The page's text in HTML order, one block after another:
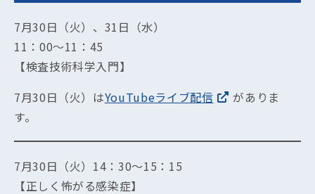
7月30日（火）、31日（水）
11：00～11：45
【検査技術科学入門】
7月30日（火）はYouTubeライブ配信
がありま
す。
7月30日（火）14：30～15：15
【正しく怖がる感染症】